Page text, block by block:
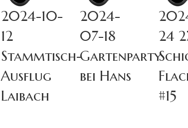
2024-10-
12
Stammtisch-
Ausflug
Laibach
2024-
07-18
Gartenparty
bei Hans
24
#15